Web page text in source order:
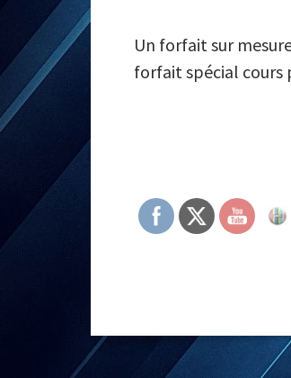
Un forfait sur
forfait spécial
COLONNE
LATÉRALE
DU
PIED